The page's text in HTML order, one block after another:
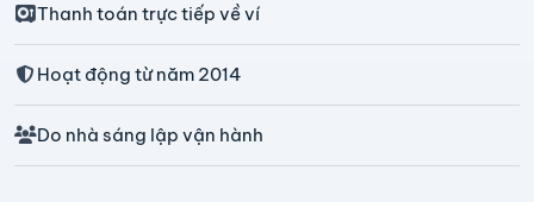
Thanh toán trực tiếp về ví
Hoạt động từ năm 2014
Do nhà sáng lập vận hành